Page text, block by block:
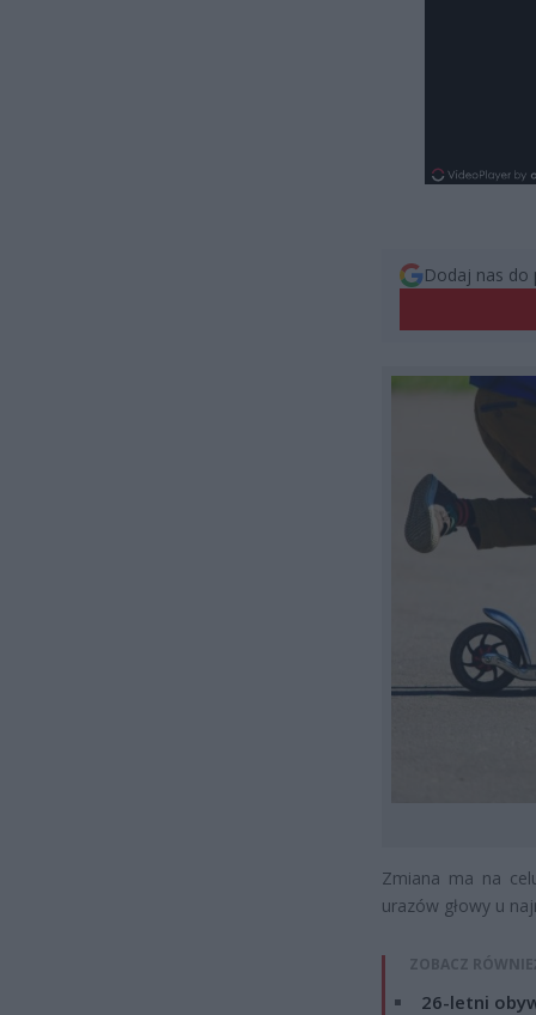
Dodaj nas do
Zmiana ma na
urazów głowy u
ZOBACZ
26-letni